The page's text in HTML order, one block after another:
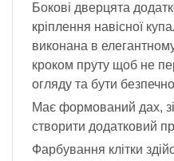
Бокові дверцята
кріплення навісної
виконана в
кроком пруту щоб не
огляду та бути
Має формований дах,
створити додатковий
Фарбування клітки